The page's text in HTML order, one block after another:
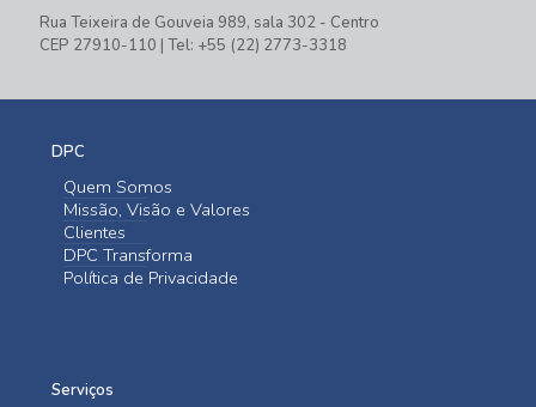
Rua Teixeira de Gouveia 989, sala 302 - Centro
CEP 27910-110 | Tel: +55 (22) 2773-3318
DPC
Quem Somos
Missão, Visão e Valores
Clientes
DPC Transforma
Política de Privacidade
Serviços